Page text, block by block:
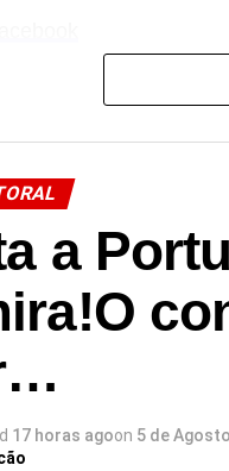
Mastodon
EmailShare
a
17 horas agoon 5 de